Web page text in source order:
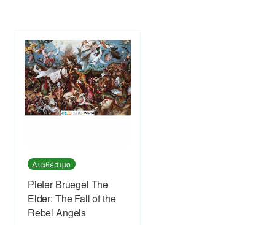
Διαθέσιμο
Pieter Bruegel The
Elder: The Fall of the
Rebel Angels